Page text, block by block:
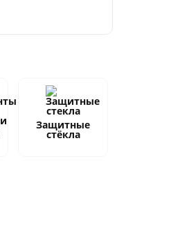
Защитные
стёкла